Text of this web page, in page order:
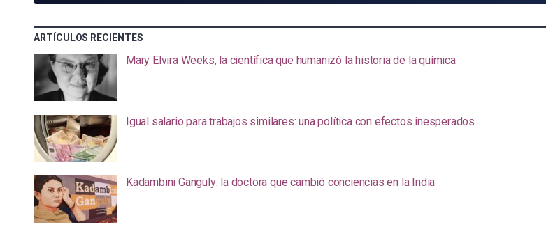
ARTÍCULOS RECIENTES
Mary Elvira Weeks, la científica que humanizó la historia de la química
Igual salario para trabajos similares: una política con efectos inesperados
Kadambini Ganguly: la doctora que cambió conciencias en la India